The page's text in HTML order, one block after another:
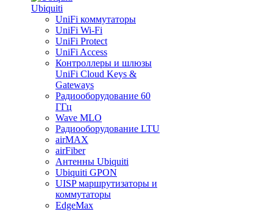
Ubiquiti
UniFi коммутаторы
UniFi Wi-Fi
UniFi Protect
UniFi Access
Контроллеры и шлюзы
UniFi Cloud Keys &
Gateways
Радиооборудование 60
ГГц
Wave MLO
Радиооборудование LTU
airMAX
airFiber
Антенны Ubiquiti
Ubiquiti GPON
UISP маршрутизаторы и
коммутаторы
EdgeMax